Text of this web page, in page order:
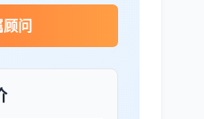
问
★★★★☆
，多亏有专业